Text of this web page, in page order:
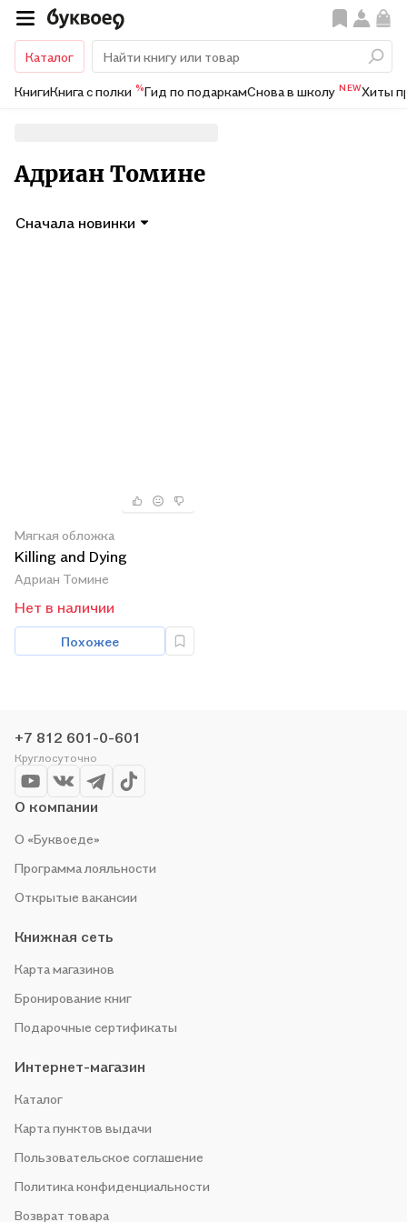
Каталог
КнигиКнига с полки %Гид по подаркамСнова в школу NEWХиты
Адриан Томине
Сначала новинки
Мягкая обложка
Killing and Dying
Адриан Томине
Нет в наличии
Похожее
+7 812 601-0-601
Круглосуточно
О компании
О «Буквоеде»
Программа лояльности
Открытые вакансии
Книжная сеть
Карта магазинов
Бронирование книг
Подарочные сертификаты
Интернет-магазин
Каталог
Карта пунктов выдачи
Пользовательское соглашение
Политика конфиденциальности
Возврат товара